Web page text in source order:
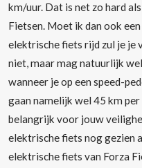
km/uur. Dat is net zo hard
Fietsen. Moet ik dan ook
elektrische fiets rijd zul je je
niet, maar mag natuurlijk
wanneer je op een speed-
gaan namelijk wel 45 km per
belangrijk voor jouw
elektrische fiets nog gezien
elektrische fiets van Forza